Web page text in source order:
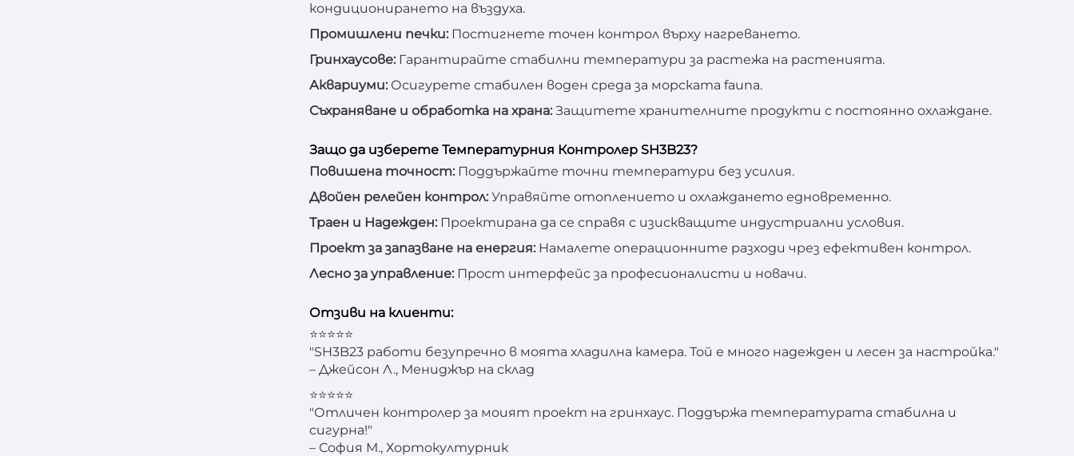
кондиционирането на въздуха.
Промишлени печки: Постигнете точен контрол върху нагреването.
Гринхаусове: Гарантирайте стабилни температури за растежа на растенията.
Аквариуми: Осигурете стабилен воден среда за морската fauna.
Съхраняване и обработка на храна: Защитете хранителните продукти с постоянно охлаждане.
Защо да изберете Температурния Контролер SH3B23?
Повишена точност: Поддържайте точни температури без усилия.
Двойен релейен контрол: Управяйте отоплението и охлаждането едновременно.
Траен и Надежден: Проектирана да се справя с изискващите индустриални условия.
Проект за запазване на енергия: Намалете операционните разходи чрез ефективен контрол.
Лесно за управление: Прост интерфейс за професионалисти и новачи.
Отзиви на клиенти:
⭐⭐⭐⭐⭐
"SH3B23 работи безупречно в моята хладилна камера. Той е много надежден и лесен за настройка."
– Джейсон Л., Мениджър на склад
⭐⭐⭐⭐⭐
"Отличен контролер за моият проект на гринхаус. Поддържа температурата стабилна и
сигурна!"
– София М., Хортокултурник